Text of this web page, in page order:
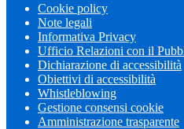
Cookie policy
Note legali
Informativa Privacy
Ufficio Relazioni con il
Dichiarazione di accessibilità
Obiettivi di accessibilità
Whistleblowing
Gestione consensi cookie
Amministrazione trasparente